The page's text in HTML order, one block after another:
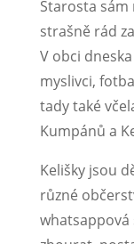
Starosta sám
strašně rád
V obci
myslivci,
tady také
Kumpánů a
Kelišky jsou
různé
whatsappová